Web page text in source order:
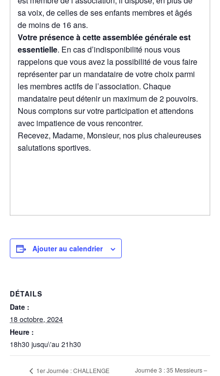
sa voix, de celles de ses enfants membres et âgés
de moins de 16 ans.
Votre présence à cette assemblée générale est
essentielle. En cas d’indisponibilité nous vous
rappelons que vous avez la possibilité de vous faire
représenter par un mandataire de votre choix parmi
les membres actifs de l’association. Chaque
mandataire peut détenir un maximum de 2 pouvoirs.
Nous comptons sur votre participation et attendons
avec impatience de vous rencontrer.
Recevez, Madame, Monsieur, nos plus chaleureuses
salutations sportives.
Ajouter au calendrier
DÉTAILS
Date :
18 octobre, 2024
Heure :
18h30 jusqu\'au 21h30
1er Journée : CHALLENGE
Journée 3 : 35 Messieurs –